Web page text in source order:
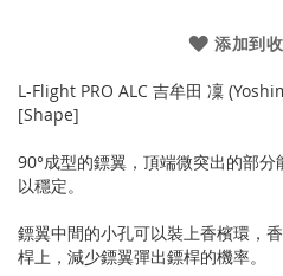
添加到
L-Flight PRO ALC 吉牟田 凜
[Shape]
90°成型的鏢翼，頂端微突出的部
以穩定。
鏢翼中間的小孔可以裝上香檳環，
桿上，減少鏢翼彈出鏢桿的機率。